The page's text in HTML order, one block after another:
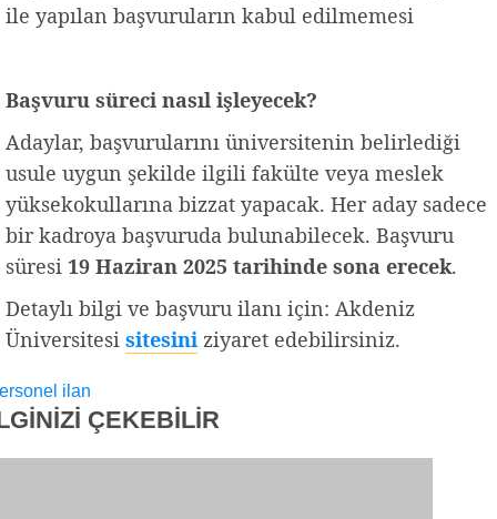
ile yapılan başvuruların kabul edilmemesi
Başvuru süreci nasıl işleyecek?
Adaylar, başvurularını üniversitenin belirlediği
usule uygun şekilde ilgili fakülte veya meslek
yüksekokullarına bizzat yapacak. Her aday sadece
bir kadroya başvuruda bulunabilecek. Başvuru
süresi 19 Haziran 2025 tarihinde sona erecek.
Detaylı bilgi ve başvuru ilanı için: Akdeniz
Üniversitesi sitesini ziyaret edebilirsiniz.
ilan
ÇEKEBİLİR